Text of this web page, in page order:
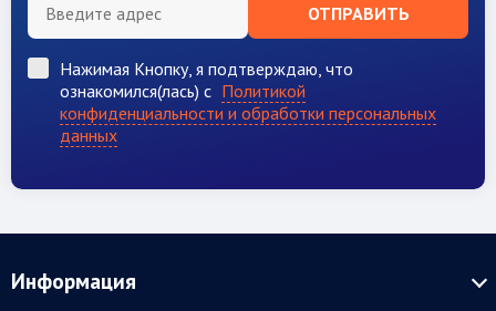
ОТПРАВИТЬ
Нажимая Кнопку, я подтверждаю, что
ознакомился(лась) с Политикой
конфиденциальности и обработки персональных
данных
Информация